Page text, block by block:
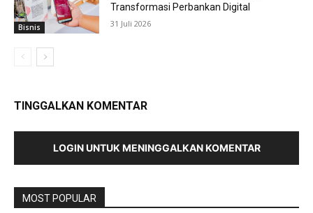
Bisnis
Transformasi Perbankan Digital
31 Juli 2026
TINGGALKAN KOMENTAR
LOGIN UNTUK MENINGGALKAN KOMENTAR
MOST POPULAR